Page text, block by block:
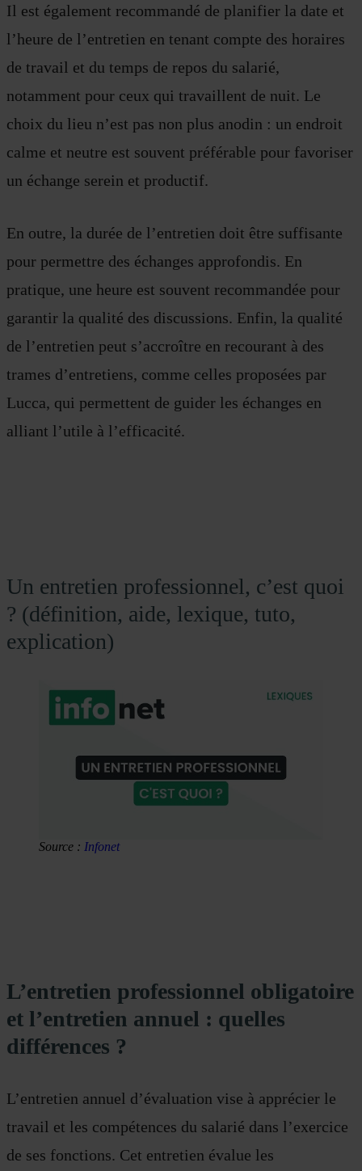
Il est également recommandé de planifier la date et
l’heure de l’entretien en tenant compte des horaires
de travail et du temps de repos du salarié,
notamment pour ceux qui travaillent de nuit. Le
choix du lieu n’est pas non plus anodin : un endroit
calme et neutre est souvent préférable pour favoriser
un échange serein et productif.
En outre, la durée de l’entretien doit être suffisante
pour permettre des échanges approfondis. En
pratique, une heure est souvent recommandée pour
garantir la qualité des discussions. Enfin, la qualité
de l’entretien peut s’accroître en recourant à des
trames d’entretiens, comme celles proposées par
Lucca, qui permettent de guider les échanges en
alliant l’utile à l’efficacité.
Un entretien professionnel, c’est quoi
? (définition, aide, lexique, tuto,
explication)
Source : Infonet
L’entretien professionnel obligatoire
et l’entretien annuel : quelles
différences ?
L’entretien annuel d’évaluation vise à apprécier le
travail et les compétences du salarié dans l’exercice
de ses fonctions. Cet entretien évalue les